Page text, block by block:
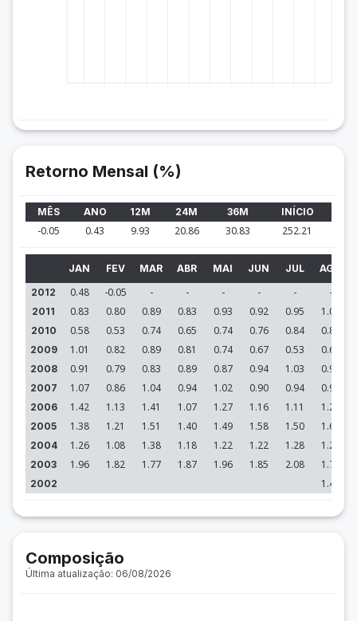
Retorno Mensal (%)
MÊS ANO 12M 24M 36M INÍCIO
-0.05 0.43 9.93 20.86 30.83 252.21
JAN FEV MAR ABR MAI JUN JUL AGO
2012
0.48 -0.05 - - - - - -
2011 0.83 0.80 0.89 0.83 0.93 0.92 0.95 1.05
2010 0.58 0.53 0.74 0.65 0.74 0.76 0.84 0.87
2009 1.01 0.82 0.89 0.81 0.74 0.67 0.53 0.66
2008 0.91 0.79 0.83 0.89 0.87 0.94 1.03 0.99
2007 1.07 0.86 1.04 0.94 1.02 0.90 0.94 0.98
2006 1.42 1.13 1.41 1.07 1.27 1.16 1.11 1.24
2005 1.38 1.21 1.51 1.40 1.49 1.58 1.50 1.64
2004 1.26 1.08 1.38 1.18 1.22 1.22 1.28 1.28
2003 1.96 1.82 1.77 1.87 1.96 1.85 2.08 1.78
2002 1.43
Composição
Última atualização: 06/08/2026